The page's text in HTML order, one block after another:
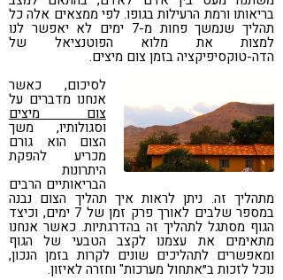
בריאותו ורמת הרעילות בגופו. לפי ממצאים אלה כל
תהליך שנמשך פחות מ-7 ימים לא יאפשר לנו
למצות את מלוא הפוטנציאל של
הדה-טוקסיפיקציה בזמן צום מיצים.
לסיכום, כאשר
אנחנו מדברים על
צום מיצים
וסגולותיו, משך
הצום הוא גורם
מכריע להפקת
היתרונות
הבריאותיים הרבים
מתהליך זה. ניתן לראות איך תהליך הצום נבנה
במספר שלבים לאורך פרק זמן של 7 ימים, וכיצד
הגוף מסתגל לתהליך זה בהדרגתיות. כאשר אנחנו
מתאימים את עצמנו לקצב הטבעי של הגוף
ומאפשרים לתהליכים שונים לקרות בזמן הנכון,
נוכל לזכות ב״אתחול מערכות" וחזרה לאיזון.